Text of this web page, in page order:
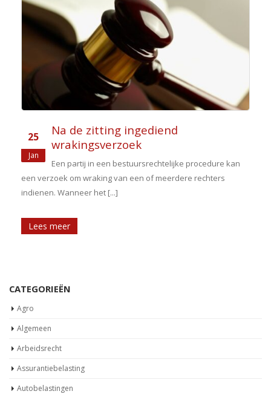
25
Jan
Na de zitting ingediend
wrakingsverzoek
Een partij in een bestuursrechtelijke procedure kan
een verzoek om wraking van een of meerdere rechters
indienen. Wanneer het [...]
Lees meer
CATEGORIEËN
Agro
Algemeen
Arbeidsrecht
Assurantiebelasting
Autobelastingen